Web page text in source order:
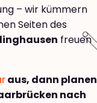
– wir kümmern
Seiten des
freuen
aus, dann planen
nach